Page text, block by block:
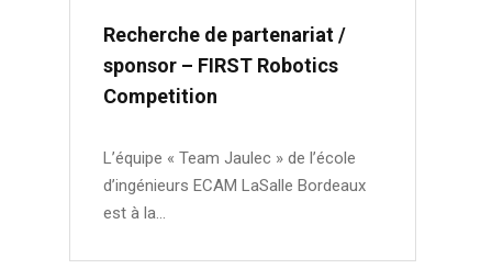
Recherche de partenariat /
sponsor – FIRST Robotics
Competition
L’équipe « Team Jaulec » de l’école
d’ingénieurs ECAM LaSalle Bordeaux
est à la…